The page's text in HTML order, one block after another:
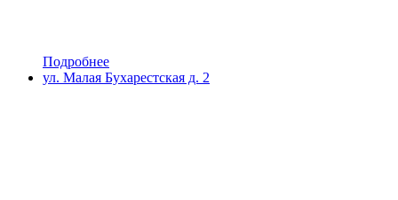
Подробнее
ул. Малая Бухарестская д. 2